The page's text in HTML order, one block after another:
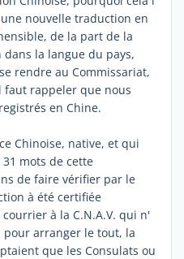
nouvelle traduction en
de la part de la
dans la langue du pays,
rendre au Commissariat,
rappeler que nous
en Chine.
Chinoise, native, et qui
mots de cette
de faire vérifier par le
à été certifiée
à la C.N.A.V. qui n'
pour arranger le tout, la
que les Consulats ou